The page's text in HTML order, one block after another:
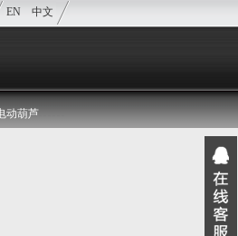
EN 中文
动葫芦
>媒体聚焦